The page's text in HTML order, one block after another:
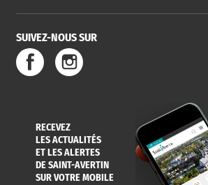
SUIVEZ-NOUS SUR
RECEVEZ
LES ACTUALITÉS
ET LES ALERTES
DE SAINT-AVERTIN
SUR VOTRE MOBILE